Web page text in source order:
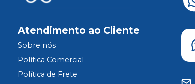
Atendimento ao Cliente
Sobre nós
Política Comercial
Política de Frete